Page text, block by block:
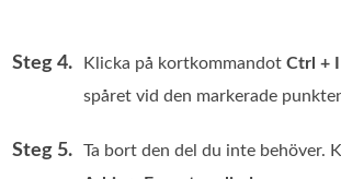
Steg 4. Klicka på kortkommandotCtrl + I
spåret vid den markerade
Steg 5.
Ta bort den del du inte behöver.